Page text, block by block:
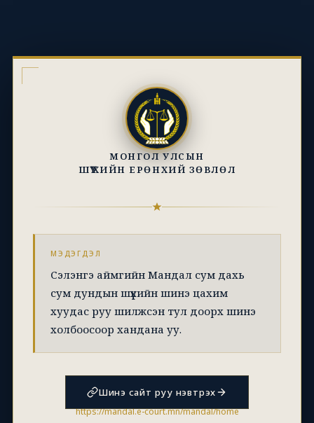
МОНГОЛ УЛСЫН
ШҮҮХИЙН ЕРӨНХИЙ ЗӨВЛӨЛ
МЭДЭГДЭЛ
Сэлэнгэ аймгийн Мандал сум дахь
сум дундын шүүхийн шинэ цахим
хуудас руу шилжсэн тул доорх шинэ
холбоосоор хандана уу.
Шинэ сайт руу нэвтрэх
https://mandal.e-court.mn/mandal/home